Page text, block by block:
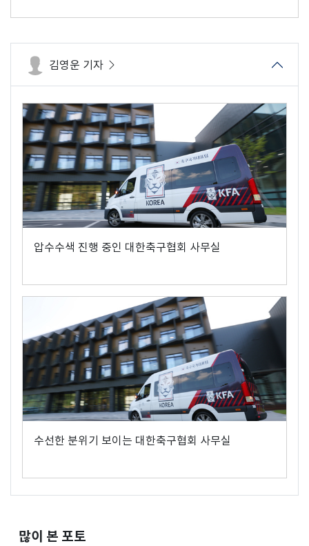
김영운 기자
압수수색 진행 중인 대한축구협회 사무실
수선한 분위기 보이는 대한축구협회 사무실
많이 본 포토